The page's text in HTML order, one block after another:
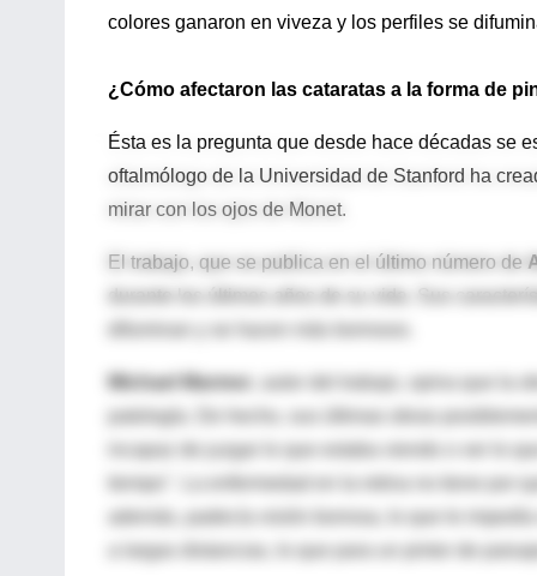
colores ganaron en viveza y los perfiles se
¿Cómo afectaron las cataratas a la forma de
Ésta es la pregunta que desde hace décadas se
oftalmólogo de la Universidad de Stanford ha
mirar con los ojos de Monet.
El trabajo, que se publica en el último número de
durante los últimos años de su vida. Sus
Michael Marmor
patología. De hecho, sus últimas obras
incapaz de juzgar lo que estaba viendo o ver lo
a largas distancias, lo que para un pintor de